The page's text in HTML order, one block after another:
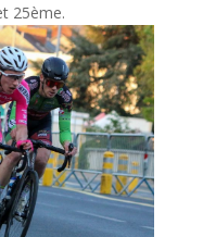
25ème.